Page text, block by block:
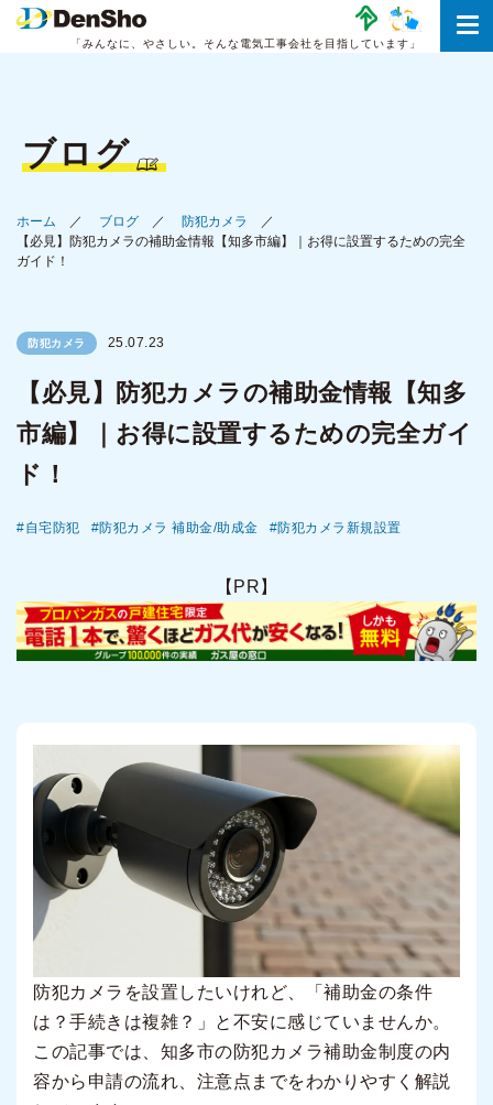
「みんなに、やさしい。 そんな電気工事会社を目指しています」
ブログ
ホーム ブログ
防犯カメラ
【必見】防犯カメラの補助金情報【知多市編】｜お得に設置するための完全
ガイド！
防犯カメラ 25.07.23
【必見】防犯カメラの補助金情報【知多
市編】｜お得に設置するための完全ガイ
ド！
自宅防犯 防犯カメラ 補助金/助成金 防犯カメラ新規設置
【PR】
防犯カメラを設置したいけれど、「補助金の条件
は？手続きは複雑？」と不安に感じていませんか。
この記事では、知多市の防犯カメラ補助金制度の内
容から申請の流れ、注意点までをわかりやすく解説